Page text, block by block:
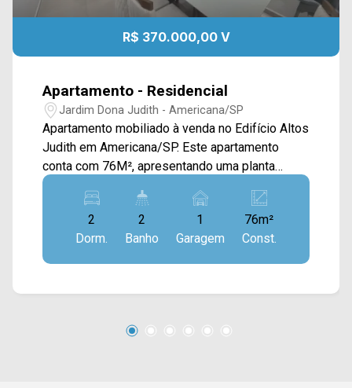
R$ 370.000,00 V
Apartamento - Residencial
Jardim Dona Judith - Americana/SP
Apartamento mobiliado à venda no Edifício Altos
Judith em Americana/SP. Este apartamento
conta com 76M², apresentando uma planta
moderna e bem distribuída, com sala de estar e
de jantar integradas à cozinha em conceito
aberto, totalmente equipada com móveis
planejados, bancada, geladeira e cooktop,
proporcionando praticidade e integração aos
complementa a organização do imóvel,
armários; 02 banheiros social e suíte; 01 vaga
2
Dorm.
2
Banho
1
Garagem
76m²
Const.